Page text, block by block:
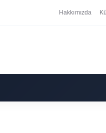
Hakkımızda